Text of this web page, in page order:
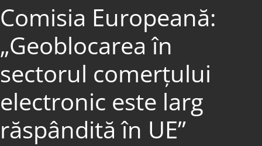
Comisia Europeană:
„Geoblocarea în
sectorul comerţului
electronic este larg
răspândită în UE”